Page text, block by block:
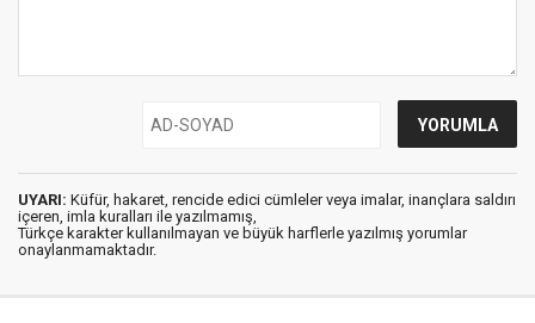
UYARI: Küfür, hakaret, rencide edici cümleler veya imalar, inançlara saldırı
içeren, imla kuralları ile yazılmamış,
Türkçe karakter kullanılmayan ve büyük harflerle yazılmış yorumlar
onaylanmamaktadır.